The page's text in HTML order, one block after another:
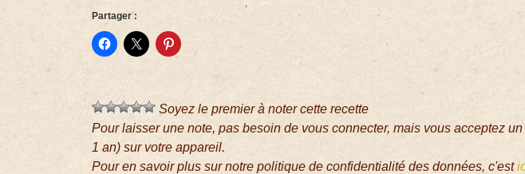
Partager :
Soyez le premier à noter cette recette
Pour laisser une note, pas besoin de vous connecter, mais vous acceptez
1 an) sur votre appareil.
Pour en savoir plus sur notre politique de confidentialité des données, c'est